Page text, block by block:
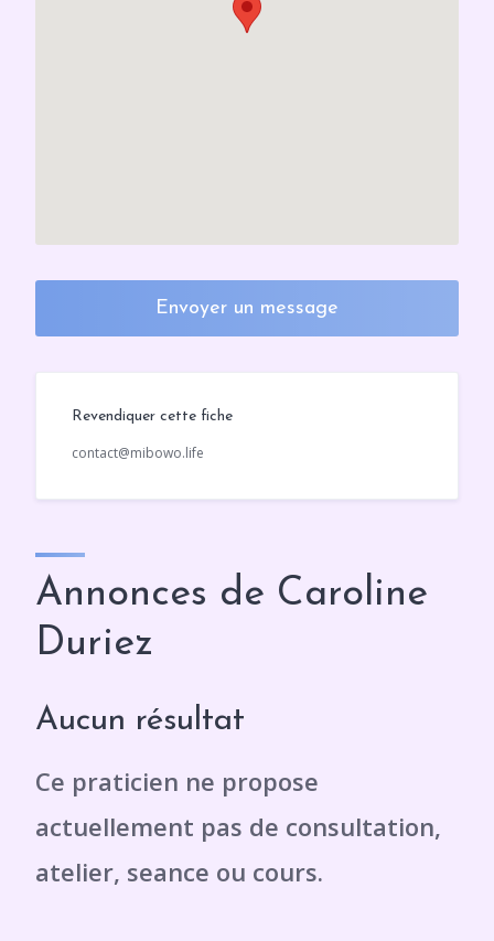
Envoyer un message
Revendiquer cette fiche
contact@mibowo.life
Annonces de Caroline
Duriez
Aucun résultat